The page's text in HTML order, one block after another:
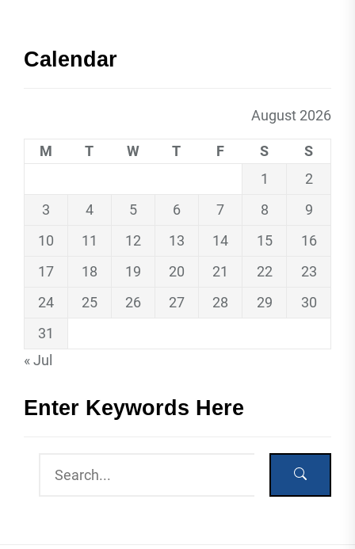
Calendar
August 2026
M T W T F S
S
1
2
3
4 5 6 7 8
9
10
11 12 13 14 15
16
17
18 19 20 21 22
23
24
25 26 27 28 29
30
31
« Jul
Enter Keywords Here